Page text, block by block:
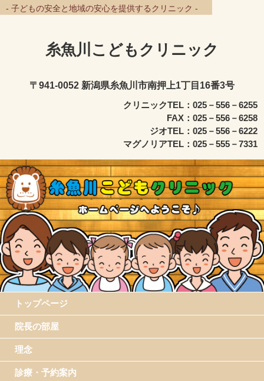
- 子どもの安全と地域の安心を提供するクリニック -
糸魚川こどもクリニック
〒941-0052 新潟県糸魚川市南押上1丁目16番3号
クリニックTEL：025－556－6255
FAX：025－556－6258
ジオTEL：025－556－6222
マグノリアTEL：025－555－7331
トップページ
院長の部屋
理念
診療・予約案内